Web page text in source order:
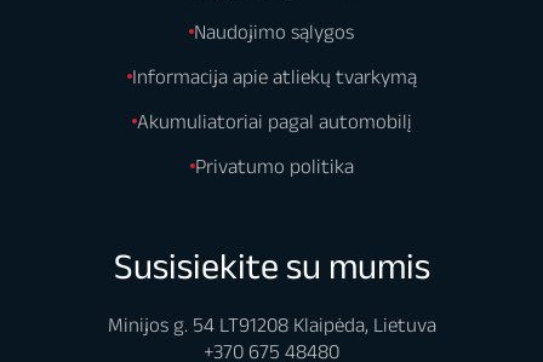
Naudojimo sąlygos
Informacija apie atliekų tvarkymą
Akumuliatoriai pagal automobilį
Privatumo politika
Susisiekite su mumis
Minijos g. 54 LT91208 Klaipėda, Lietuva
+370 675 48480